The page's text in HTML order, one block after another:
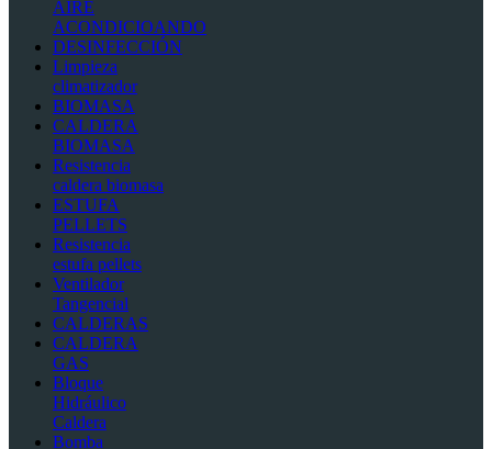
AIRE
ACONDICIOANDO
DESINFECCIÓN
Limpieza
climatizador
BIOMASA
CALDERA
BIOMASA
Resistencia
caldera biomasa
ESTUFA
PELLETS
Resistencia
estufa pellets
Ventilador
Tangencial
CALDERAS
CALDERA
GAS
Bloque
Hidráulico
Caldera
Bomba